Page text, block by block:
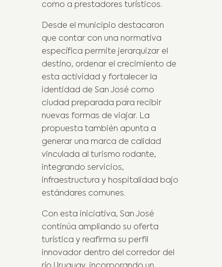
como a prestadores turísticos.
Desde el municipio destacaron
que contar con una normativa
específica permite jerarquizar el
destino, ordenar el crecimiento de
esta actividad y fortalecer la
identidad de San José como
ciudad preparada para recibir
nuevas formas de viajar. La
propuesta también apunta a
generar una marca de calidad
vinculada al turismo rodante,
integrando servicios,
infraestructura y hospitalidad bajo
estándares comunes.
Con esta iniciativa, San José
continúa ampliando su oferta
turística y reafirma su perfil
innovador dentro del corredor del